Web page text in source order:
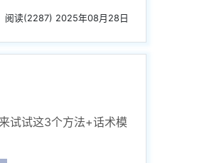
阅读(2287) 2025年08月28日
试试这3个方法+话术模